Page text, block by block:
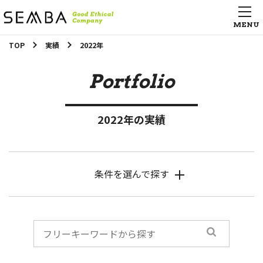
TOP 実績 2022年
Portfolio
2022年の実績
条件を選んで探す